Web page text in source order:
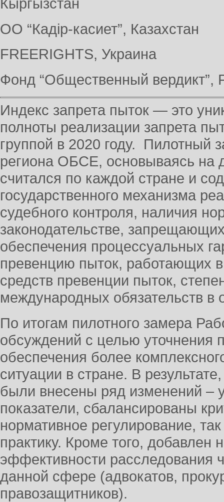
Кыргызстан
ОО “Кадiр-касиет”, Казахстан
FREERIGHTS, Украина
Фонд “Общественный вердикт”,
Индекс запрета пыток — это
полноты реализации запрета
группой в 2020 году. Пилотный
региона ОБСЕ, основываясь на
считался по каждой стране и
государственного механизма
судебного контроля, наличия
законодательстве,
обеспечения процессуальных
превенцию пыток, работающих
средств превенции пыток,
международных обязательств в
По итогам пилотного замера
обсуждений с целью уточнения
обеспечения более
ситуации в стране. В
были внесены ряд изменений –
показатели, сбалансированы
нормативное регулирование,
практику. Кроме того, добавлен
эффективности расследования
данной сфере (адвокатов,
правозащитников).